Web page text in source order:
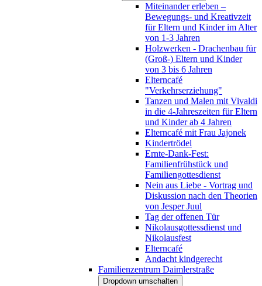
Miteinander erleben –
Bewegungs- und Kreativzeit
für Eltern und Kinder im Alter
von 1-3 Jahren
Holzwerken - Drachenbau für
(Groß-) Eltern und Kinder
von 3 bis 6 Jahren
Elterncafé
"Verkehrserziehung"
Tanzen und Malen mit Vivaldi
in die 4-Jahreszeiten für Eltern
und Kinder ab 4 Jahren
Elterncafé mit Frau Jajonek
Kindertrödel
Ernte-Dank-Fest:
Familienfrühstück und
Familiengottesdienst
Nein aus Liebe - Vortrag und
Diskussion nach den Theorien
von Jesper Juul
Tag der offenen Tür
Nikolausgottessdienst und
Nikolausfest
Elterncafé
Andacht kindgerecht
Familienzentrum Daimlerstraße
Dropdown umschalten